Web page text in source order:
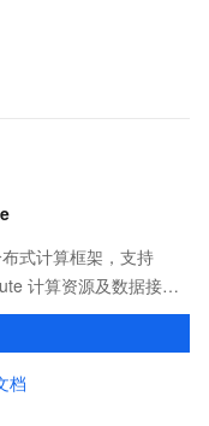
式计算框架，支持
计算资源及数据接
等功能共同构成
档